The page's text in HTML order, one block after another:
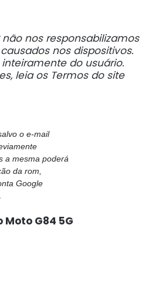
não nos responsabilizamos
nos dispositivos.
do usuário.
leia os Termos do site
o e-mail
a mesma poderá
da rom,
Google
G84 5G